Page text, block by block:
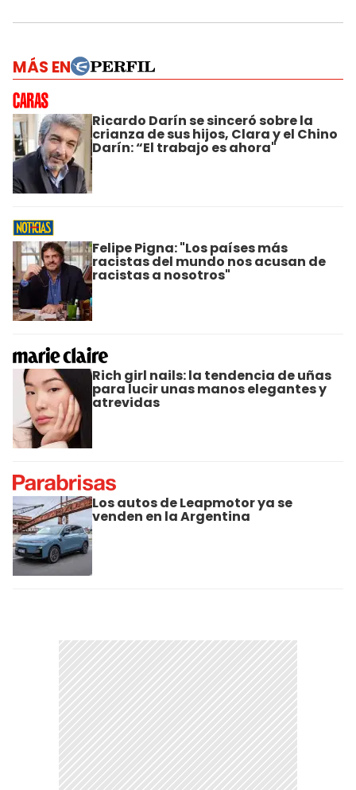
MÁS EN
Ricardo Darín se sinceró sobre la
crianza de sus hijos, Clara y el Chino
Darín: “El trabajo es ahora"
Felipe Pigna: "Los países más
racistas del mundo nos acusan de
racistas a nosotros"
Rich girl nails: la tendencia de uñas
para lucir unas manos elegantes y
atrevidas
Los autos de Leapmotor ya se
venden en la Argentina